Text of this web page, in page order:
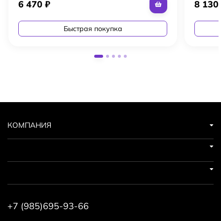
6 470₽
Быстрая покупка
8 130
КОМПАНИЯ
+7 (985)695-93-66